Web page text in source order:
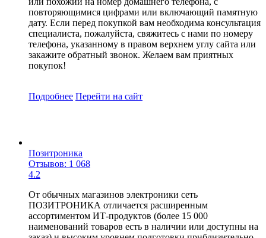
повторяющимися цифрами или включающий памятную
дату. Если перед покупкой вам необходима консультация
специалиста, пожалуйста, свяжитесь с нами по номеру
телефона, указанному в правом верхнем углу сайта или
закажите обратный звонок. Желаем вам приятных
покупок!
Подробнее Перейти на сайт
Позитроника
Отзывов: 1 068
4.2
От обычных магазинов электроники сеть
ПОЗИТРОНИКА отличается расширенным
ассортиментом ИТ-продуктов (более 15 000
наименований товаров есть в наличии или доступны на